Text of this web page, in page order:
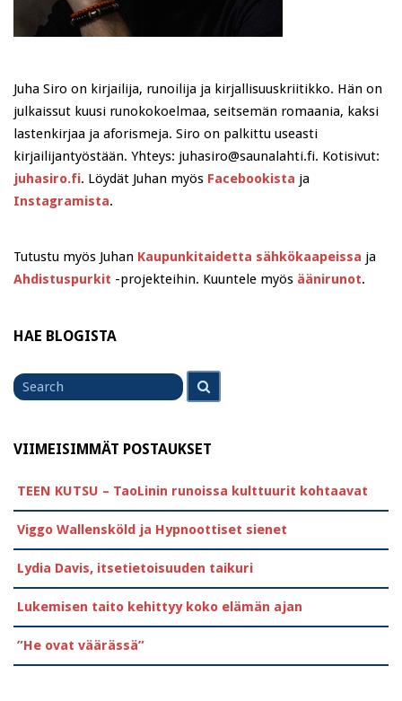
Juha Siro on kirjailija, runoilija ja kirjallisuuskriitikko. Hän on
julkaissut kuusi runokokoelmaa, seitsemän romaania, kaksi
lastenkirjaa ja aforismeja. Siro on palkittu useasti
kirjailijantyöstään. Yhteys: juhasiro@saunalahti.fi. Kotisivut:
juhasiro.fi. Löydät Juhan myös Facebookista ja
Instagramista.
Tutustu myös Juhan Kaupunkitaidetta sähkökaapeissa ja
Ahdistuspurkit -projekteihin. Kuuntele myös äänirunot.
HAE BLOGISTA
for
VIIMEISIMMÄT POSTAUKSET
TEEN KUTSU – TaoLinin runoissa kulttuurit kohtaavat
Viggo Wallensköld ja Hypnoottiset sienet
Lydia Davis, itsetietoisuuden taikuri
Lukemisen taito kehittyy koko elämän ajan
”He ovat väärässä”